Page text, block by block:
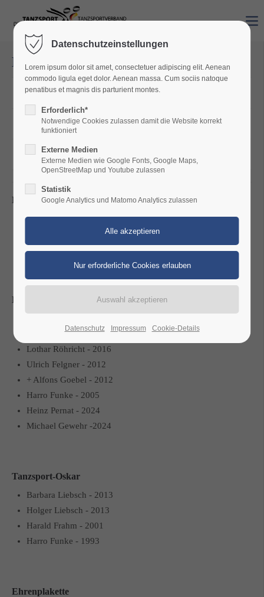
Ehrentafel
Goldene Ehrennadel
Silberne Ehrennadel
Bronzene Ehrennadel
Ehrenpräsident - Jahr der Ernennung
+ Holger Liebsch - 2014
+ Heinz Kleinow - 1989
+ Dr. Heinz-Peter Volkert - 1970
Ehrenmitglied
Dr. Gernot Franzmann - 2018
Lothar Röhricht - 2016
Ulrich Felgner - 2012
+ Alfons Goebel - 2012
Harro Funke - 2005
Heinz Pernat - 2024
Michael Gewehr -2024
Tanzsport-Oskar
Barbara Liebsch - 2013
Holger Liebsch - 2013
Harald Frahm - 2001
Harro Funke - 1993
Ehrenplakette
Datenschutzeinstellungen
Lorem ipsum dolor sit amet, consectetuer adipiscing elit. Aenean
commodo ligula eget dolor. Aenean massa. Cum sociis natoque
penatibus et magnis dis parturient montes.
Erforderlich*
Notwendige Cookies zulassen damit die Website korrekt
funktioniert
Externe Medien
Externe Medien wie Google Fonts, Google Maps,
OpenStreetMap und Youtube zulassen
Statistik
Google Analytics und Matomo Analytics zulassen
Datenschutz Impressum Cookie-Details